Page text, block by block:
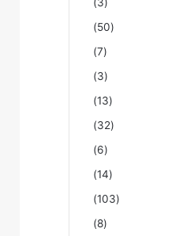
(50)
(7)
(3)
(13)
(32)
(6)
(14)
(103)
(8)